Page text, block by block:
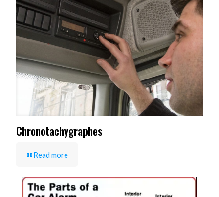
Chronotachygraphes
Read more